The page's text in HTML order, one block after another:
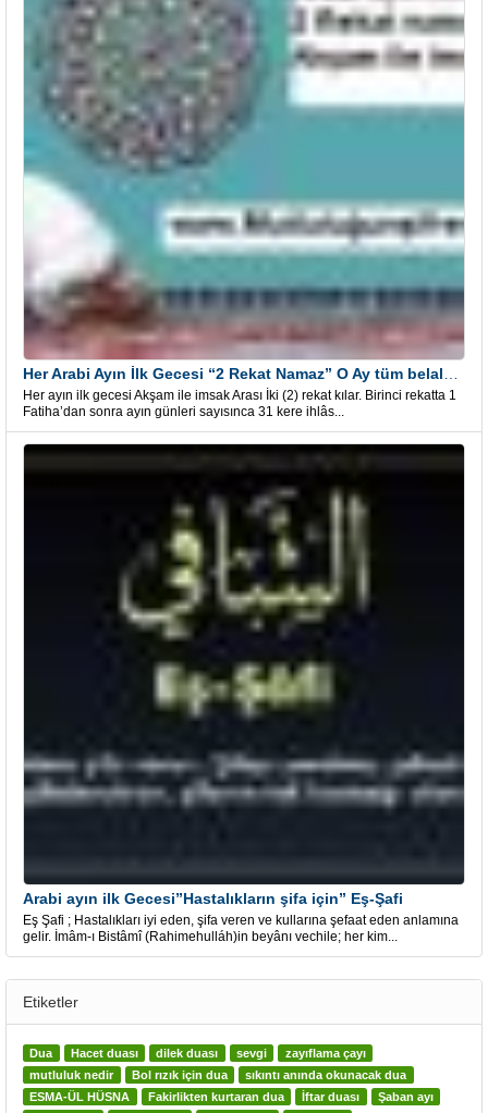
Her ayın ilk gecesi Akşam ile imsak Arası İki (2) rekat kılar. Birinci rekatta 1
Fatiha’dan sonra ayın günleri sayısınca 31 kere ihlâs...
Arabi ayın ilk Gecesi”Hastalıkların şifa için” Eş-Şafi
Eş Şafi ; Hastalıkları iyi eden, şifa veren ve kullarına şefaat eden anlamına
gelir. İmâm-ı Bistâmî (Rahimehulláh)in beyânı vechile; her kim...
Etiketler
Dua Hacet duası dilek duası sevgi
zayıflama çayı
mutluluk nedir
Bol rızık için dua
sıkıntı anında okunacak dua
ESMA-ÜL HÜSNA
Fakirlikten kurtaran dua İftar duası
Şaban ayı